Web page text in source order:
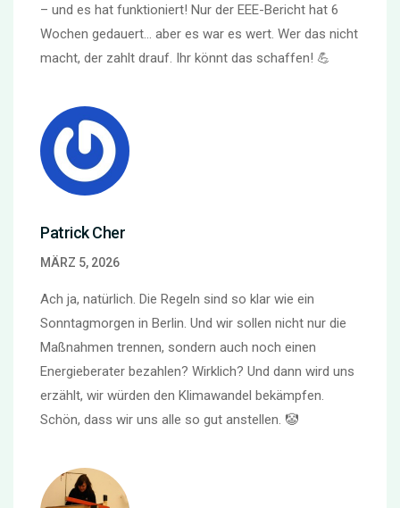
– und es hat funktioniert! Nur der EEE-Bericht hat 6
Wochen gedauert… aber es war es wert. Wer das nicht
macht, der zahlt drauf. Ihr könnt das schaffen! 💪
Patrick Cher
MÄRZ 5, 2026
Ach ja, natürlich. Die Regeln sind so klar wie ein
Sonntagmorgen in Berlin. Und wir sollen nicht nur die
Maßnahmen trennen, sondern auch noch einen
Energieberater bezahlen? Wirklich? Und dann wird uns
erzählt, wir würden den Klimawandel bekämpfen.
Schön, dass wir uns alle so gut anstellen. 🤡